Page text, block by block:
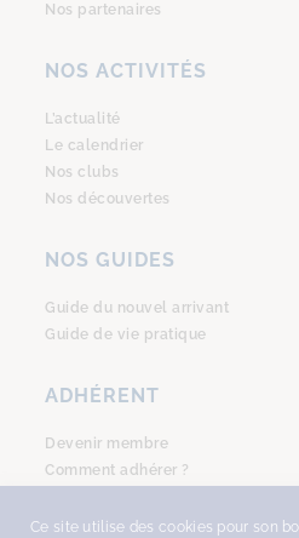
Nos partenaires
NOS ACTIVITÉS
L’actualité
Le calendrier
Nos clubs
Nos découvertes
NOS GUIDES
Guide du nouvel arrivant
Guide de vie pratique
ADHÉRENT
Devenir membre
Comment adhérer ?
Ce site utilise des cookies pour son